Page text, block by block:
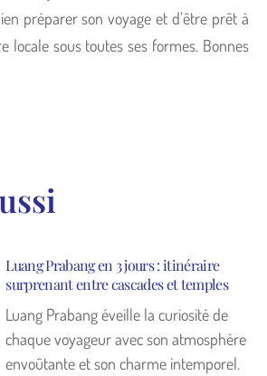
préparer son voyage et d’être prêt à
locale sous toutes ses formes. Bonnes
Luang Prabang en 3 jours : itinéraire
surprenant entre cascades et temples
Luang Prabang éveille la curiosité de
chaque voyageur avec son atmosphère
envoûtante et son charme intemporel.